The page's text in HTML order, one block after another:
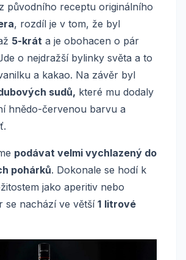
původního receptu originálního
, rozdíl je v tom, že byl
5-krát a je obohacen o pár
o nejdražší bylinky světa a to
a kakao. Na závěr byl
sudů, které mu dodaly
hnědo-červenou barvu a
podávat velmi vychlazený do
pohárků. Dokonale se hodí k
jako aperitiv nebo
se nachází ve větší 1 litrové